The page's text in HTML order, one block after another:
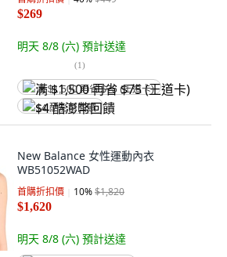
$269
明天 8/8 (六) 預計送達
(1)
满 $1,500 再省 $75 (王道卡)
$4 酷澎幣回饋
New Balance 女性運動內衣
WB51052WAD
首購折扣價 10%$1,820
$1,620
明天 8/8 (六) 預計送達